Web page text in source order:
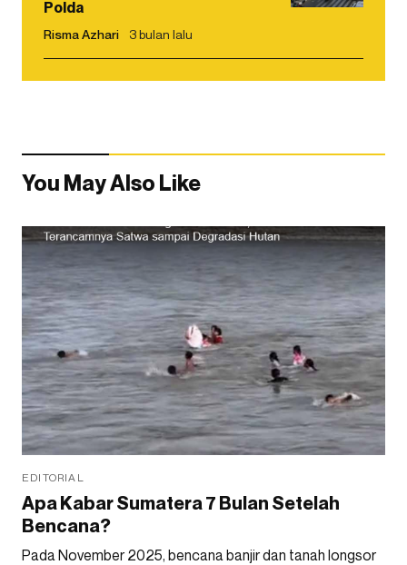
Polda
Risma Azhari 3 bulan lalu
You May Also Like
EDITORIAL
Apa Kabar Sumatera 7 Bulan Setelah
Bencana?
Pada November 2025, bencana banjir dan tanah longsor